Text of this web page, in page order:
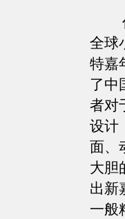
作
全球
特嘉
了中
者对
设计
面、
大胆
出新
一般